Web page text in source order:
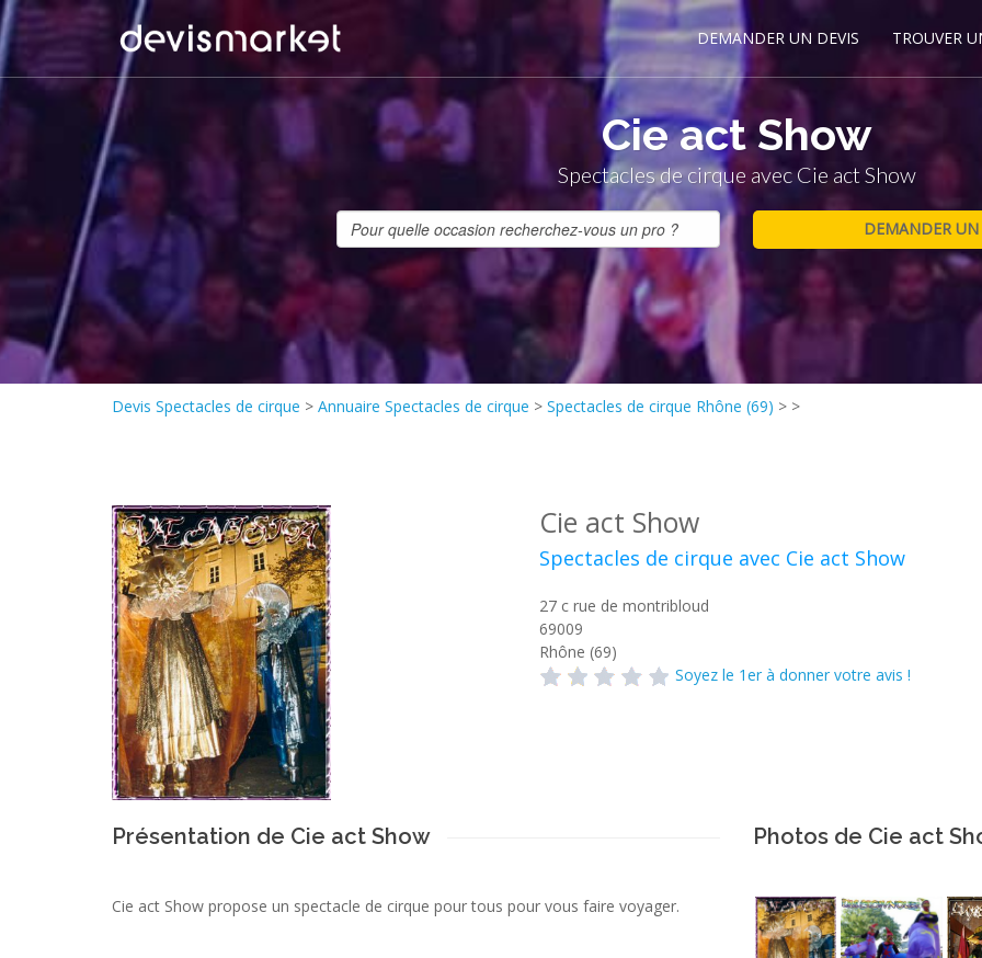
DEMANDER UN DEVIS TROUVER
Cie act Show
Spectacles de cirque avec Cie act Show
Devis Spectacles de cirque > Annuaire Spectacles de cirque > Spectacles de cirque Rhône (69) > >
Cie act Show
Spectacles de cirque avec Cie act Show
27 c rue de montribloud
69009
Rhône (69)
Soyez le 1er à donner votre avis !
Présentation de Cie act Show
Cie act Show propose un spectacle de cirque pour tous pour vous faire voyager.
Photos de Cie act